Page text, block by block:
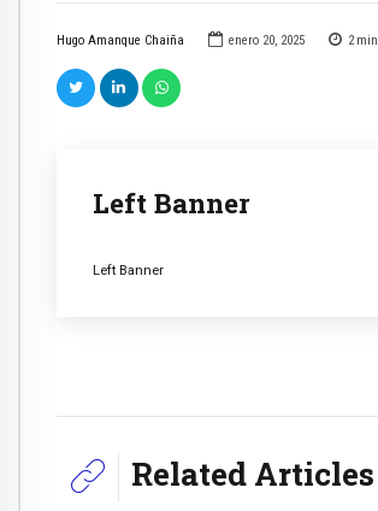
Hugo Amanque Chaiña enero 20, 2025 2 min
Left Banner
Left Banner
Related Articles